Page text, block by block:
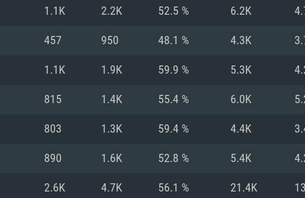
SYSTÈME
Recommandée
Recommandée
Recommandée
1.1K 2.2K 52.5 % 6.2K
457 950 48.1 % 4.3K
1.1K 1.9K 59.9 % 5.3K
815 1.4K 55.4 % 6.0K
803 1.3K 59.4 % 4.4K
890 1.6K 52.8 % 5.4K
2.6K 4.7K 56.1 % 21.4K